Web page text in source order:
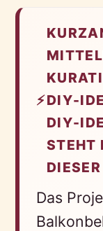
⚡DIY-
DIY-
STEHT
Das